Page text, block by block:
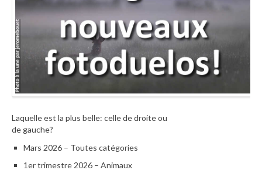
Laquelle est la plus belle: celle de droite ou
de gauche?
Mars 2026 – Toutes catégories
1er trimestre 2026 – Animaux